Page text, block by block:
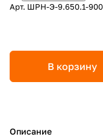
Арт. ШРН-Э-9.650.1-
В корзину
Описание